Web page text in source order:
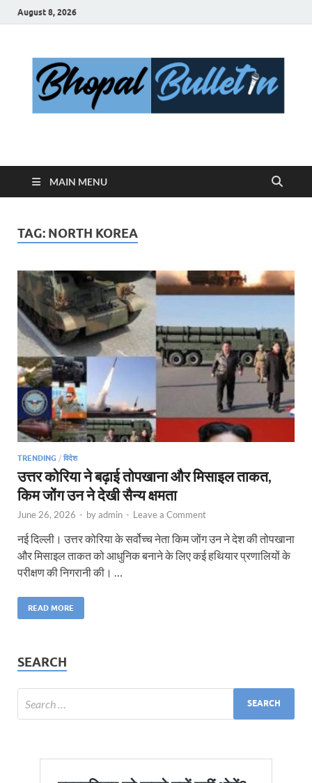
August 8, 2026
Bhopal Bulletin
MAIN MENU
TAG: NORTH KOREA
TRENDING / विदेश
उत्तर कोरिया ने बढ़ाई तोपखाना और मिसाइल ताकत,
किम जोंग उन ने देखी सैन्य क्षमता
June 26, 2026 - byadmin - Leave a Comment
नई दिल्ली। उत्तर कोरिया के सर्वोच्च नेता किम जोंग उन ने देश की तोपखाना
और मिसाइल ताकत को आधुनिक बनाने के लिए कई हथियार प्रणालियों के
परीक्षण की निगरानी की। …
READ MORE
SEARCH